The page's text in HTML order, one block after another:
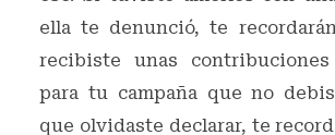
ella te denunció, te
recibiste unas contribuciones
para tu campaña que no
que olvidaste declarar, te